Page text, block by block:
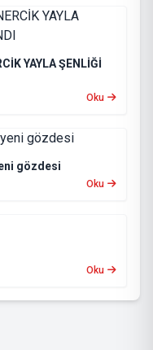
YAYLA ŞENLİĞİ
Oku
gözdesi
Oku
Oku